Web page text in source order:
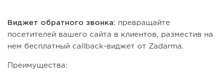
Виджет обратного звонка: превращайте
посетителей вашего сайта в клиентов, разместив на
нем бесплатный callback-виджет от Zadarma.
Преимущества: